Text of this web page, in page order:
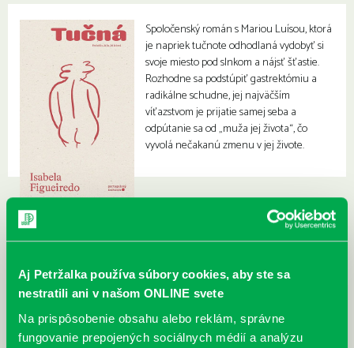
Aj Petržalka používa súbory cookies, aby ste sa
nestratili ani v našom ONLINE svete
Na prispôsobenie obsahu alebo reklám, správne
fungovanie prepojených sociálnych médií a analýzu
Spoločenský román s Mariou Luísou, ktorá
je napriek tučnote odhodlaná vydobyť si
svoje miesto pod slnkom a nájsť šťastie.
Rozhodne sa podstúpiť gastrektómiu a
radikálne schudne, jej najväčším
víťazstvom je prijatie samej seba a
odpútanie sa od „muža jej života“, čo
vyvolá nečakanú zmenu v jej živote.